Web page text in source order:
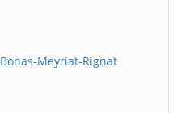
Meyriat-Rignat